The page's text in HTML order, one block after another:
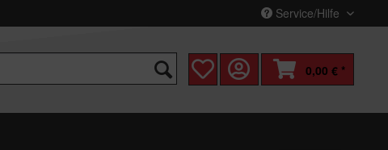
Service/Hilfe
0,00 € *